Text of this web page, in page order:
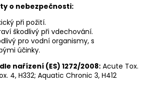
o nebezpečnosti:
při požití.
škodlivý při vdechování.
pro vodní organismy, s
účinky.
nařízení (ES) 1272/2008: Acute Tox.
4, H332; Aquatic Chronic 3, H412